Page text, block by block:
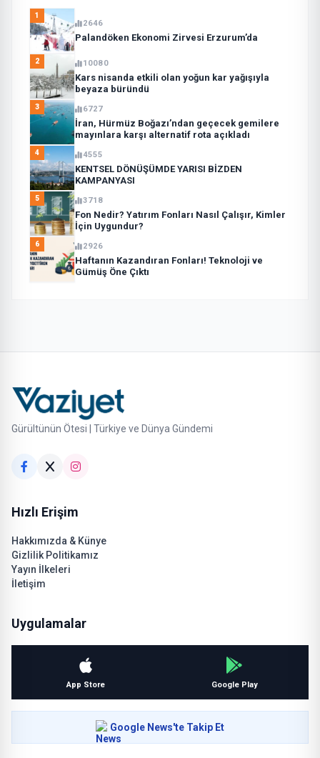
1
2646
Palandöken Ekonomi Zirvesi Erzurum’da
2 10080
Kars nisanda etkili olan yoğun kar yağışıyla
beyaza büründü
3 6727
İran, Hürmüz Boğazı’ndan geçecek gemilere
mayınlara karşı alternatif rota açıkladı
4 4555
KENTSEL DÖNÜŞÜMDE YARISI BİZDEN
KAMPANYASI
5 3718
Fon Nedir? Yatırım Fonları Nasıl Çalışır, Kimler
İçin Uygundur?
6 2926
Haftanın Kazandıran Fonları! Teknoloji ve
Gümüş Öne Çıktı
Gürültünün Ötesi | Türkiye ve Dünya Gündemi
Hızlı Erişim
Hakkımızda & Künye
Gizlilik Politikamız
Yayın İlkeleri
İletişim
Uygulamalar
App Store Google Play
Google News'te Takip Et